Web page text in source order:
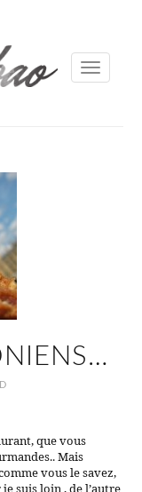
Toggle
que vous
Mais
vous le savez,
suis loin , de l’autre